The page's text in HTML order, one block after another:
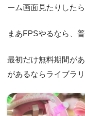
ーム画面見たりした
まあFPSやるなら、
最初だけ無料期間が
があるならライブラ